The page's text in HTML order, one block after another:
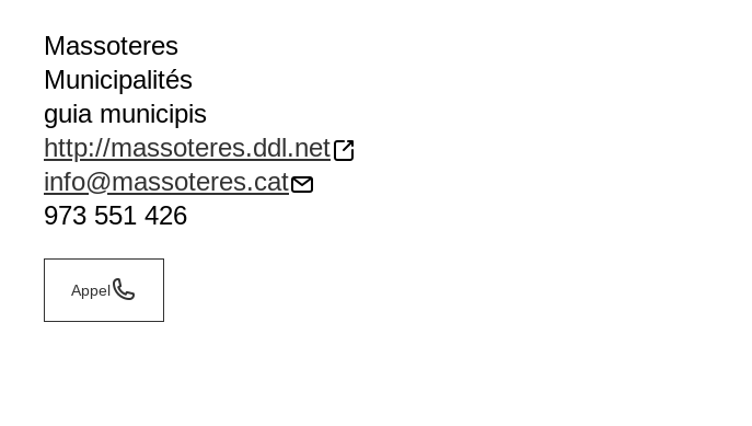
Massoteres
Municipalités
guia municipis
http://massoteres.ddl.net
info@massoteres.cat
973 551 426
Appel